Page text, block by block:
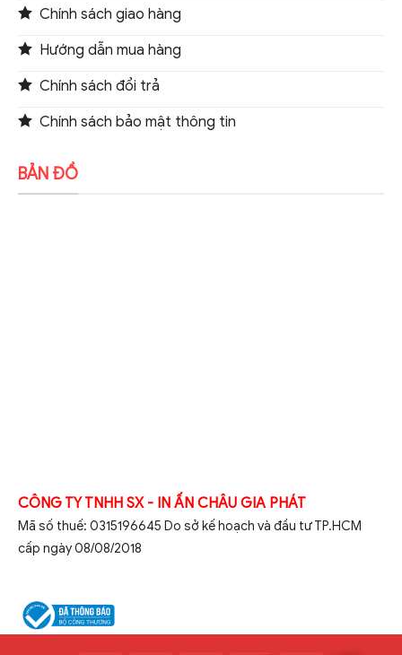
Chính sách giao hàng
Hướng dẫn mua hàng
Chính sách đổi trả
Chính sách bảo mật thông tin
BẢN ĐỒ
CÔNG TY TNHH SX - IN ẤN CHÂU GIA PHÁT
Mã số thuế: 0315196645 Do sở kế hoạch và đầu tư TP.HCM
cấp ngày 08/08/2018